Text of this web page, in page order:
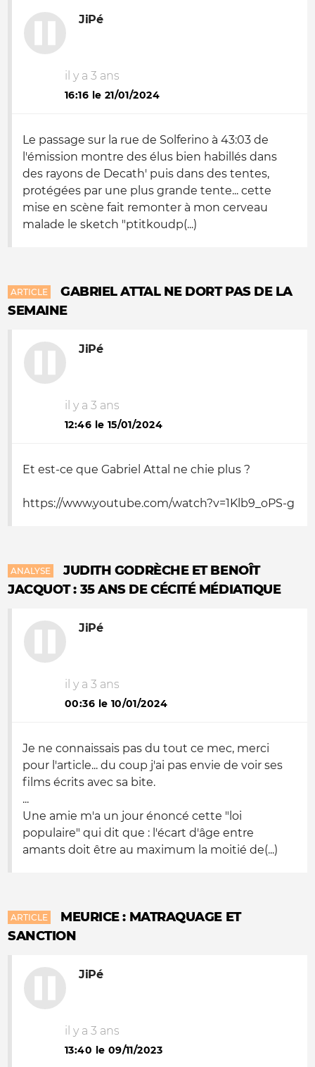
JiPé
il y a 3 ans
16:16 le 21/01/2024
Le passage sur la rue de Solferino à 43:03 de
l'émission montre des élus bien habillés dans
des rayons de Decath' puis dans des tentes,
protégées par une plus grande tente... cette
mise en scène fait remonter à mon cerveau
malade le sketch "ptitkoudp(...)
ARTICLE
GABRIEL ATTAL NE DORT PAS DE LA
SEMAINE
JiPé
il y a 3 ans
12:46 le 15/01/2024
Et est-ce que Gabriel Attal ne chie plus ?
https://www.youtube.com/watch?v=1Klb9_oPS-g
ANALYSE
JUDITH GODRÈCHE ET BENOÎT
JACQUOT : 35 ANS DE CÉCITÉ MÉDIATIQUE
JiPé
il y a 3 ans
00:36 le 10/01/2024
Je ne connaissais pas du tout ce mec, merci
pour l'article... du coup j'ai pas envie de voir ses
films écrits avec sa bite.
...
Une amie m'a un jour énoncé cette "loi
populaire" qui dit que : l'écart d'âge entre
amants doit être au maximum la moitié de(...)
ARTICLE
MEURICE : MATRAQUAGE ET
SANCTION
JiPé
il y a 3 ans
13:40 le 09/11/2023